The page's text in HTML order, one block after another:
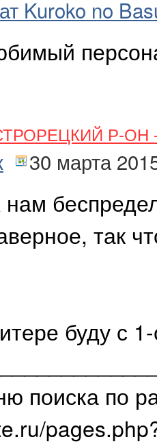
Kuroko no
Р-ОН -
30 марта
так
буду с
поиска по